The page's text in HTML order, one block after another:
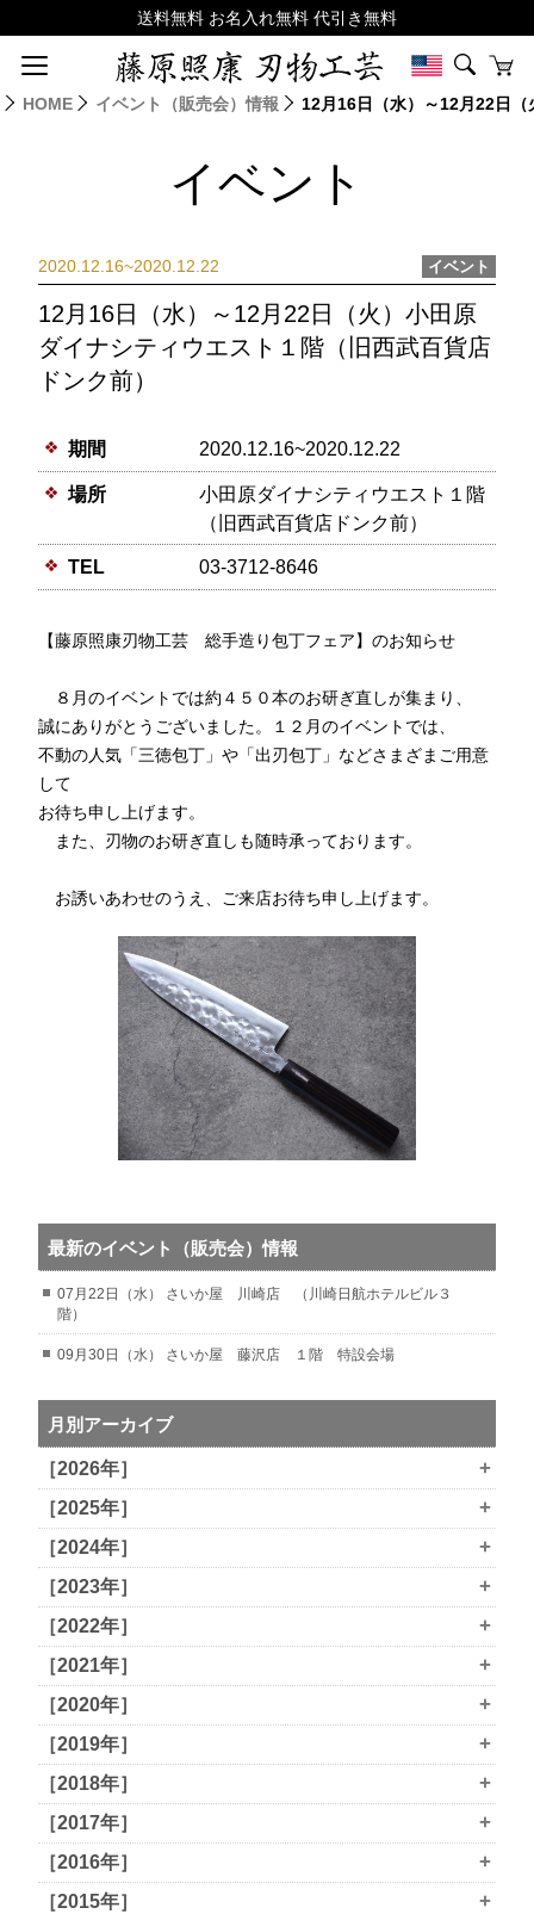
HOME イベント（販売会）情報 12月16日（水）～12月22日
イベント
2020.12.16~2020.12.22 イベント
12月16日（水）～12月22日（火）小田原
ダイナシティウエスト１階（旧西武百貨店
ドンク前）
期間 2020.12.16~2020.12.22
場所
小田原ダイナシティウエスト１階
（旧西武百貨店ドンク前）
TEL 03-3712-8646
【藤原照康刃物工芸 総手造り包丁フェア】のお知らせ
８月のイベントでは約４５０本のお研ぎ直しが集まり、
誠にありがとうございました。１２月のイベントでは、
不動の人気「三徳包丁」や「出刃包丁」などさまざまご用意
して
お待ち申し上げます。
また、刃物のお研ぎ直しも随時承っております。
お誘いあわせのうえ、ご来店お待ち申し上げます。
最新のイベント（販売会）情報
07月22日（水） さいか屋 川崎店 （川崎日航ホテルビル３
階）
09月30日（水） さいか屋 藤沢店 １階 特設会場
月別アーカイブ
［2026年］ +
［2025年］ +
［2024年］ +
［2023年］ +
［2022年］ +
［2021年］ +
［2020年］ +
［2019年］ +
［2018年］ +
［2017年］ +
［2016年］ +
［2015年］ +